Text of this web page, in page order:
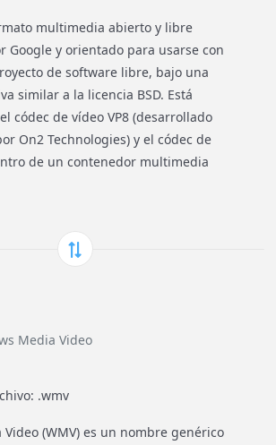
multimedia abierto y libre
Google y orientado para usarse con
de software libre, bajo una
similar a la licencia BSD. Está
códec de vídeo VP8 (desarrollado
On2 Technologies) y el códec de
de un contenedor multimedia
Media Video
.wmv
(WMV) es un nombre genérico